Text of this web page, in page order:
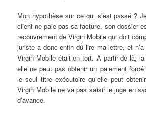
Mon hypothèse sur ce qui s’est passé ?
client ne paie pas sa facture, son dossier
recouvrement de Virgin Mobile qui doit
juriste a donc enfin dû lire ma lettre, et
Virgin Mobile était en tort. A partir de là,
elle ne peut pas obtenir un paiement
le seul titre exécutoire qu’elle peut
Virgin Mobile ne va pas saisir le juge en
d’avance.